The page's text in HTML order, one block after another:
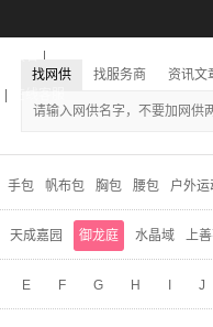
找网供 找服务商 资讯文
手包 帆布包 胸包 腰包 户外运
天成嘉园 御龙庭 水晶域 上
E F G H J